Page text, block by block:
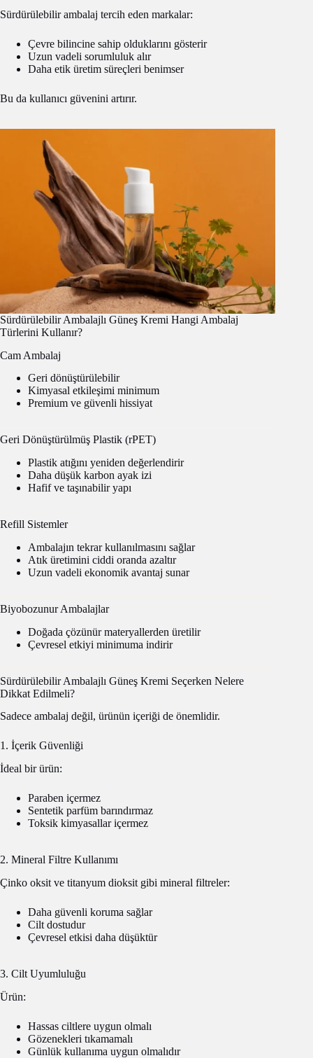
Sürdürülebilir ambalaj tercih eden markalar:
Çevre bilincine sahip olduklarını gösterir
Uzun vadeli sorumluluk alır
Daha etik üretim süreçleri benimser
Bu da kullanıcı güvenini artırır.
Sürdürülebilir Ambalajlı Güneş Kremi Hangi Ambalaj
Türlerini Kullanır?
Cam Ambalaj
Geri dönüştürülebilir
Kimyasal etkileşimi minimum
Premium ve güvenli hissiyat
Geri Dönüştürülmüş Plastik (rPET)
Plastik atığını yeniden değerlendirir
Daha düşük karbon ayak izi
Hafif ve taşınabilir yapı
Refill Sistemler
Ambalajın tekrar kullanılmasını sağlar
Atık üretimini ciddi oranda azaltır
Uzun vadeli ekonomik avantaj sunar
Biyobozunur Ambalajlar
Doğada çözünür materyallerden üretilir
Çevresel etkiyi minimuma indirir
Sürdürülebilir Ambalajlı Güneş Kremi Seçerken Nelere
Dikkat Edilmeli?
Sadece ambalaj değil, ürünün içeriği de önemlidir.
1. İçerik Güvenliği
İdeal bir ürün:
Paraben içermez
Sentetik parfüm barındırmaz
Toksik kimyasallar içermez
2. Mineral Filtre Kullanımı
Çinko oksit ve titanyum dioksit gibi mineral filtreler:
Daha güvenli koruma sağlar
Cilt dostudur
Çevresel etkisi daha düşüktür
3. Cilt Uyumluluğu
Ürün:
Hassas ciltlere uygun olmalı
Gözenekleri tıkamamalı
Günlük kullanıma uygun olmalıdır